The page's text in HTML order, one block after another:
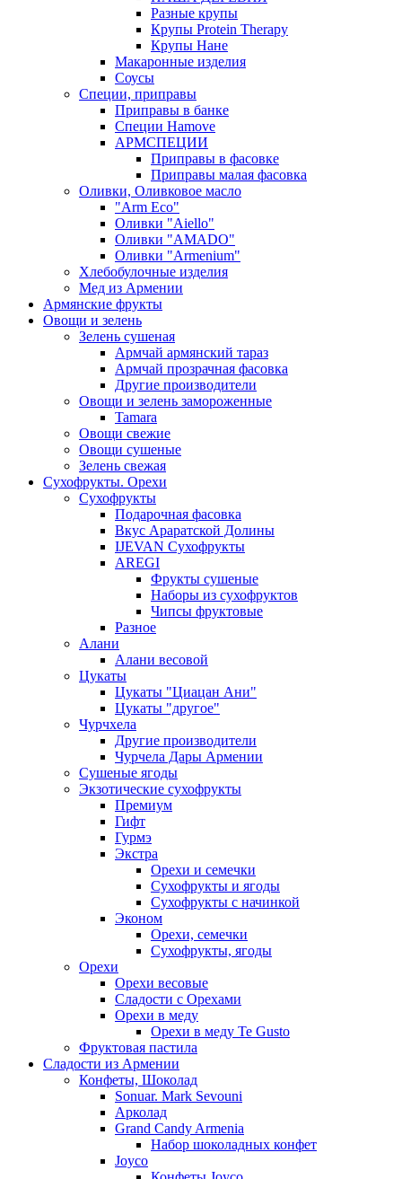
Разные крупы
Крупы Protein Therapy
Крупы Нане
Макаронные изделия
Соусы
Специи, приправы
Приправы в банке
Специи Hamove
АРМСПЕЦИИ
Приправы в фасовке
Приправы малая фасовка
Оливки, Оливковое масло
"Arm Eco"
Оливки "Aiello"
Оливки "AMADO"
Оливки "Armenium"
Хлебобулочные изделия
Мед из Армении
Армянские фрукты
Овощи и зелень
Зелень сушеная
Армчай армянский тараз
Армчай прозрачная фасовка
Другие производители
Овощи и зелень замороженные
Tamara
Овощи свежие
Овощи сушеные
Зелень свежая
Сухофрукты. Орехи
Сухофрукты
Подарочная фасовка
Вкус Араратской Долины
IJEVAN Сухофрукты
AREGI
Фрукты сушеные
Наборы из сухофруктов
Чипсы фруктовые
Разное
Алани
Алани весовой
Цукаты
Цукаты "Циацан Ани"
Цукаты "другое"
Чурчхела
Другие производители
Чурчела Дары Армении
Сушеные ягоды
Экзотические сухофрукты
Премиум
Гифт
Гурмэ
Экстра
Орехи и семечки
Сухофрукты и ягоды
Сухофрукты с начинкой
Эконом
Орехи, семечки
Сухофрукты, ягоды
Орехи
Орехи весовые
Сладости с Орехами
Орехи в меду
Орехи в меду Te Gusto
Фруктовая пастила
Сладости из Армении
Конфеты, Шоколад
Sonuar. Mark Sevouni
Арколад
Grand Candy Armenia
Набор шоколадных конфет
Joyco